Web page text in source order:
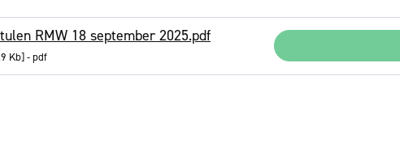
RMW 18 september 2025.pdf
Kb pdf